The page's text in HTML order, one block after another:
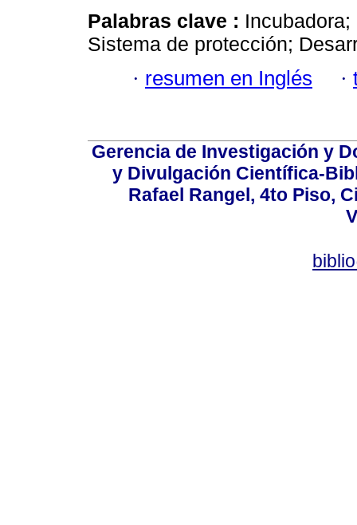
Palabras clave :
Sistema de protección;
· resumen en Inglés ·
Gerencia de Investigación y
y Divulgación Científica-
Rafael Rangel, 4to Piso,